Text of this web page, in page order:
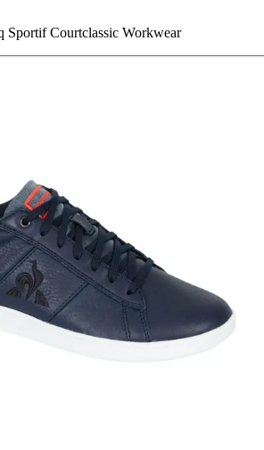
Sportif Courtclassic Workwear